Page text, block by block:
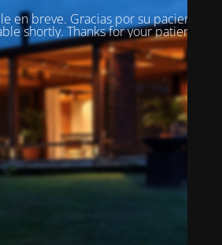
en breve. Gracias por su paciencia! /
shortly. Thanks for your patience!